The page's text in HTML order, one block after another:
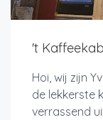
't
Hoi, wij zijn
de lekkerste
verrassend